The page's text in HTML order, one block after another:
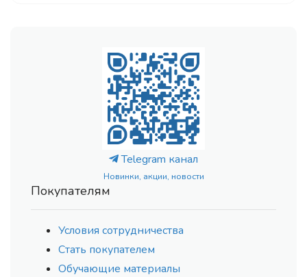
Telegram канал
Новинки, акции, новости
Покупателям
Условия сотрудничества
Стать покупателем
Обучающие материалы